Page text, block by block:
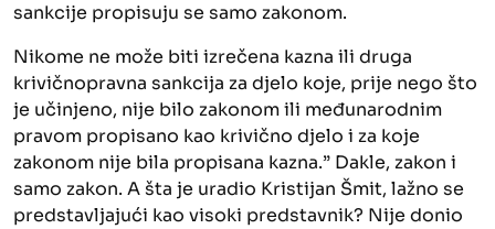
sankcije propisuju se samo zakonom.
Nikome ne može biti izrečena kazna ili druga
krivičnopravna sankcija za djelo koje, prije nego što
je učinjeno, nije bilo zakonom ili međunarodnim
pravom propisano kao krivično djelo i za koje
zakonom nije bila propisana kazna.” Dakle, zakon i
samo zakon. A šta je uradio Kristijan Šmit, lažno se
predstavljajući kao visoki predstavnik? Nije donio